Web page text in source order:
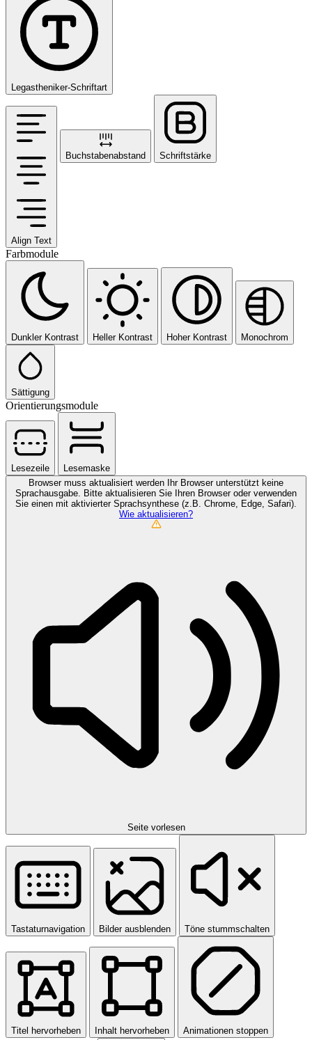
Legastheniker-Schriftart
Align Text
Buchstabenabstand Schriftstärke
Farbmodule
Dunkler Kontrast Heller Kontrast Hoher Kontrast Monochrom
Sättigung
Orientierungsmodule
Lesezeile
Lesemaske
Browser muss aktualisiert werden
Ihr Browser unterstützt keine
Sprachausgabe. Bitte aktualisieren Sie Ihren Browser oder verwenden
Sie einen mit aktivierter Sprachsynthese (z.B. Chrome, Edge, Safari).
Wie aktualisieren?
Seite vorlesen
Tastaturnavigation Bilder ausblenden Töne stummschalten
Titel hervorheben Inhalt hervorheben Animationen stoppen